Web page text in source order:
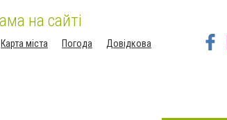
на сайті
Карта міста Погода
Довідкова